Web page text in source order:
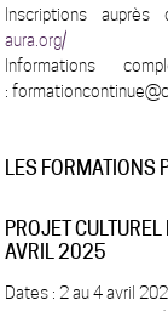
Inscriptions
aura.org/
Informations
:
LES FORMATIONS
PROJET
AVRIL 2025
Dates : 2 au 4 avril